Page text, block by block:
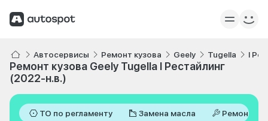
Автосервисы Ремонт кузова Geely Tugella I
Ремонт кузова Geely Tugella I Рестайлинг
(2022-н.в.)
ТО по регламенту Замена масла Ремонт